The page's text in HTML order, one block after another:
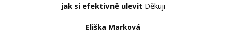
jak si efektivně ulevit Děkuji
Eliška Marková